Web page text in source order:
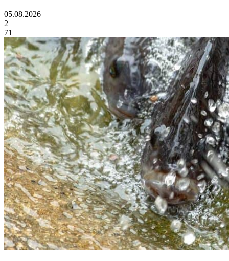
05.08.2026
2
71